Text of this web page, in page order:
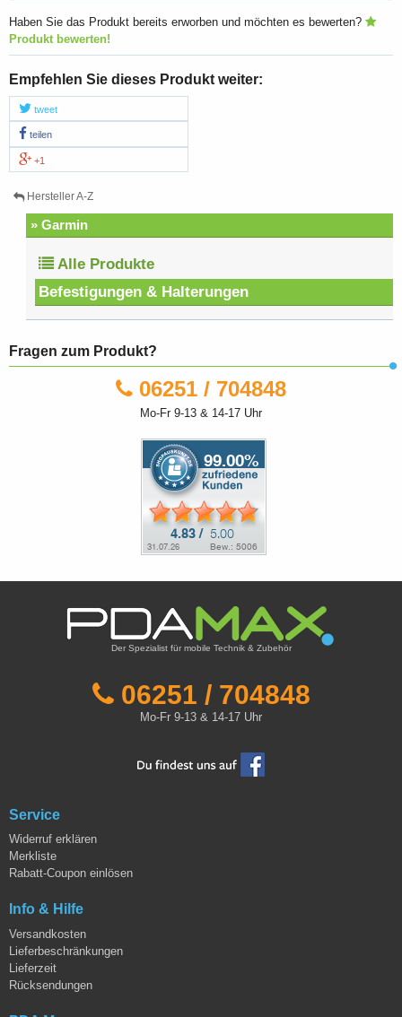
Haben Sie das Produkt bereits erworben und möchten es bewerten?
Produkt bewerten!
Empfehlen Sie dieses Produkt weiter:
tweet
teilen
+1
Hersteller A-Z
» Garmin
Alle Produkte
Befestigungen & Halterungen
Fragen zum Produkt?
06251 / 704848
Mo-Fr 9-13 & 14-17 Uhr
Der Spezialist für mobile Technik & Zubehör
06251 / 704848
Mo-Fr 9-13 & 14-17 Uhr
Service
Widerruf erklären
Merkliste
Rabatt-Coupon einlösen
Info & Hilfe
Versandkosten
Lieferbeschränkungen
Lieferzeit
Rücksendungen